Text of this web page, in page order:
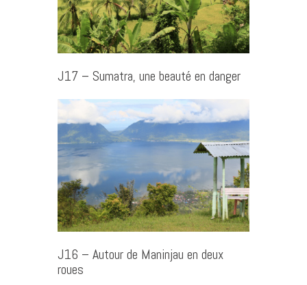
J17 – Sumatra, une beauté en danger
J16 – Autour de Maninjau en deux
roues